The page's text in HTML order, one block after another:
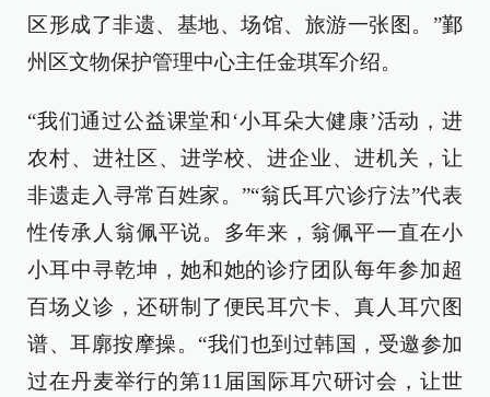
区形成了非遗、基地、场馆、旅游一张图。”鄞
州区文物保护管理中心主任金琪军介绍。
“我们通过公益课堂和‘小耳朵大健康’活动，进
农村、进社区、进学校、进企业、进机关，让
非遗走入寻常百姓家。”“翁氏耳穴诊疗法”代表
性传承人翁佩平说。多年来，翁佩平一直在小
小耳中寻乾坤，她和她的诊疗团队每年参加超
百场义诊，还研制了便民耳穴卡、真人耳穴图
谱、耳廓按摩操。“我们也到过韩国，受邀参加
过在丹麦举行的第11届国际耳穴研讨会，让世